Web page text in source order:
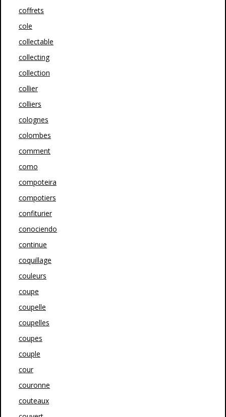
coffrets
cole
collectable
collecting
collection
collier
colliers
colognes
colombes
comment
como
compoteira
compotiers
confiturier
conociendo
continue
coquillage
couleurs
coupe
coupelle
coupelles
coupes
couple
cour
couronne
couteaux